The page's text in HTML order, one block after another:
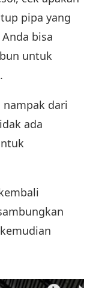
pipa yang
bisa
untuk
nampak dari
ada